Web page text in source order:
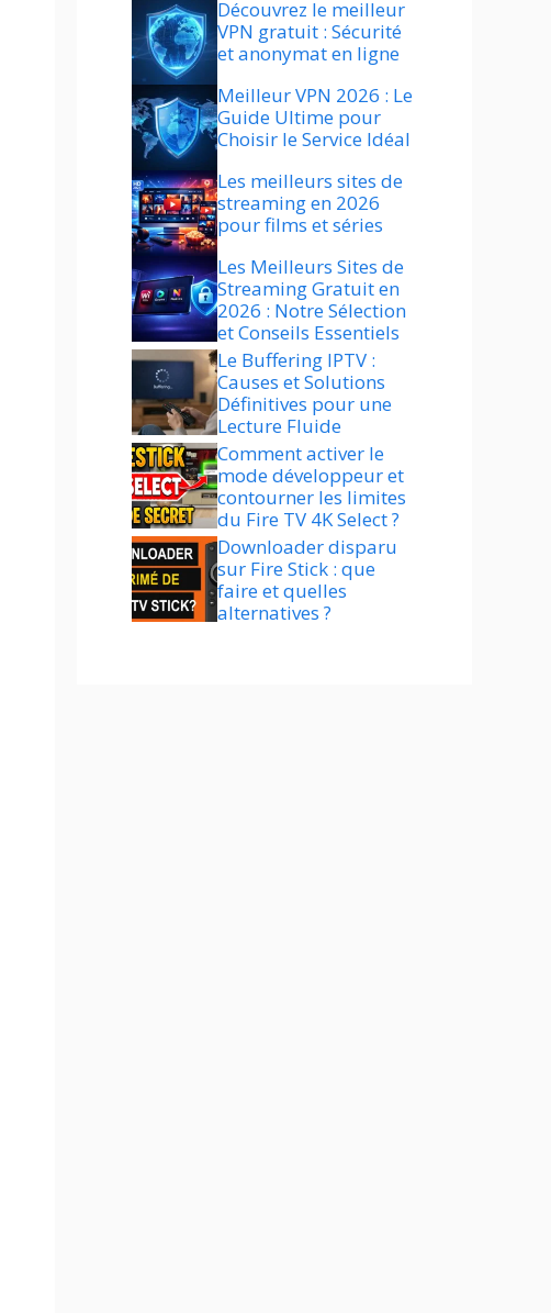
Découvrez le meilleur
VPN gratuit : Sécurité
et anonymat en ligne
Meilleur VPN 2026 : Le
Guide Ultime pour
Choisir le Service Idéal
Les meilleurs sites de
streaming en 2026
pour films et séries
Les Meilleurs Sites de
Streaming Gratuit en
2026 : Notre Sélection
et Conseils Essentiels
Le Buffering IPTV :
Causes et Solutions
Définitives pour une
Lecture Fluide
Comment activer le
mode développeur et
contourner les limites
du Fire TV 4K Select ?
Downloader disparu
sur Fire Stick : que
faire et quelles
alternatives ?